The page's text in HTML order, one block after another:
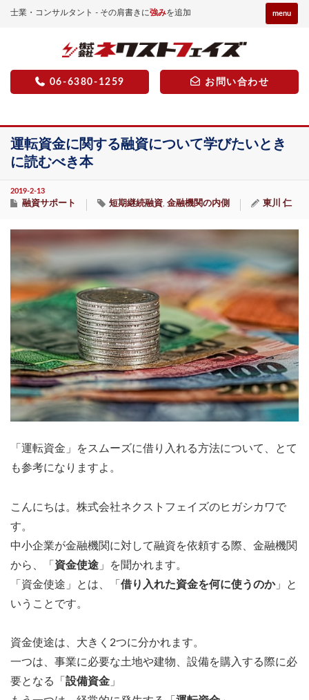
士業・コンサルタント - その肩書きに強みを追加 menu
06-6380-1259 お問い合わせ
運転資金に関する融資について学びたいとき
に読むべき本
2019-2-13
融資サポート 短期継続融資 金融機関の内側 東川 仁
「運転資金」をスムーズに借り入れる方法について、とて
も参考になりますよ。
こんにちは。株式会社ネクストフェイズのヒガシカワで
す。
中小企業が金融機関に対して融資を依頼する際、金融機関
から、「 資金使途 」を聞かれます。
「資金使途」とは、「 借り入れた資金を何に使うのか」と
いうことです。
資金使途は、大きく2つに分かれます。
一つは、事業に必要な土地や建物、設備を購入する際に必
要となる「 設備資金 」